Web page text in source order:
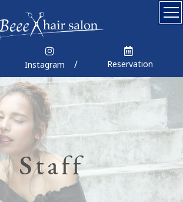
Instagram Reservation
Staff